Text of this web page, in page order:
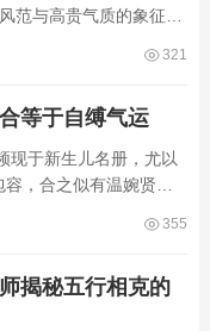
范与高贵气质的象征。
，若不顾命局强弱，盲
321
等于自缚气运
现于新生儿名册，尤以
容，合之似有温婉贤
木本为相生，然若命
355
揭秘五行相克的